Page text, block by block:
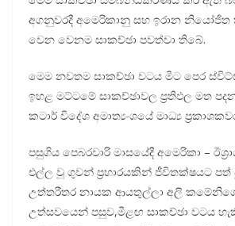
අගනුවරදී අමෙරිකානු සහ ඉරාන
වෙන වෙනම සාකච්ඡා පවත්වා තිබේ.
මෙම නවතම සාකච්ඡා වටය මීට පෙර
ඉහළ මට්ටමේ සාකච්ඡාවල ප්‍රතිඵල මත
කටාර් විදේශ අමාත්‍යංශයේ මාධ්‍ය
පසුගිය පෙබරවාරි මාසයේදී අමෙරිකා –
එල්ල වූ ගුවන් ප්‍රහාරයකින් ජීවිතක්ෂයට පත්
උත්තරීතර නායක ආයතුල්ලා අලි
උත්සවයෙන් පසුව,මීළඟ සාකච්ඡා වටය